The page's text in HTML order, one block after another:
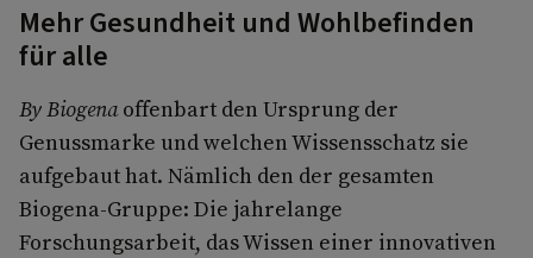
Mehr Gesundheit und Wohlbefinden
für alle
By Biogenaoffenbart den Ursprung der
Genussmarke und welchen Wissensschatz sie
aufgebaut hat. Nämlich den der gesamten
Biogena-Gruppe: Die jahrelange
Forschungsarbeit, das Wissen einer innovativen